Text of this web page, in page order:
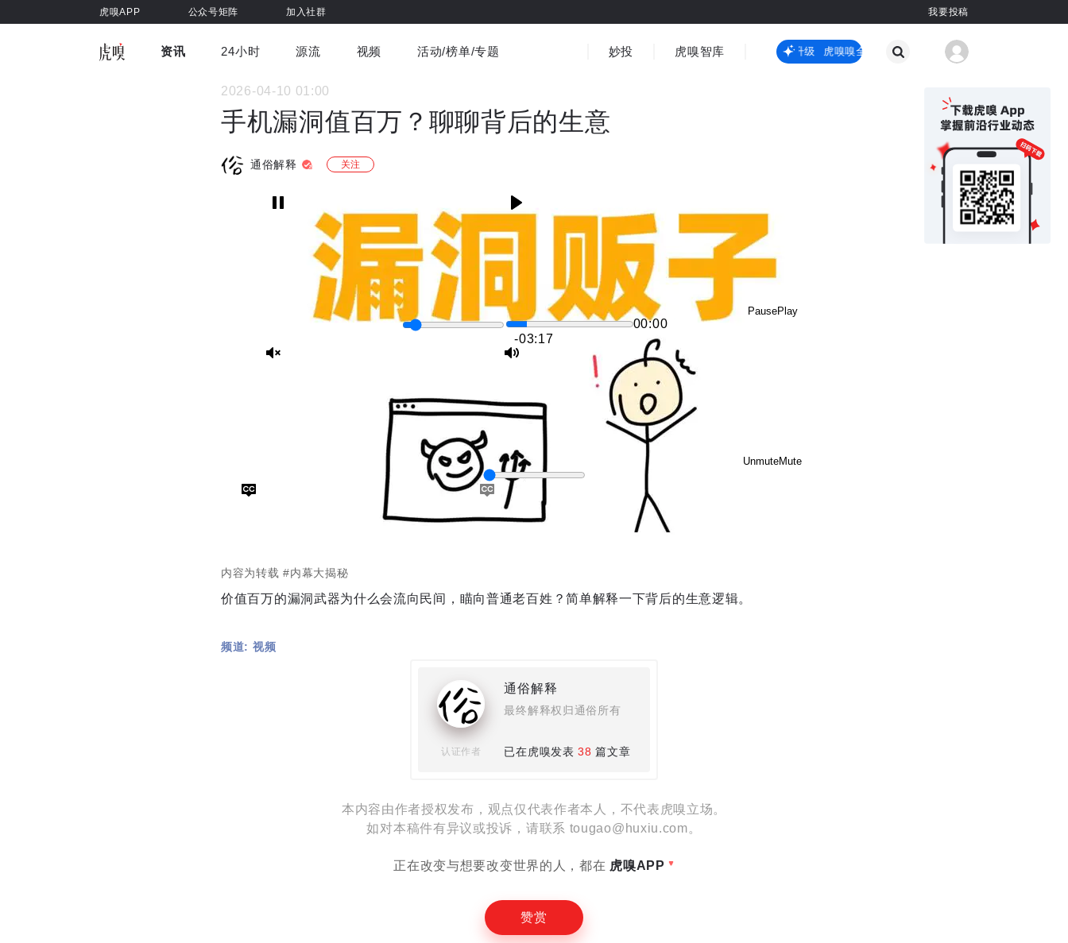
虎嗅APP 公众号矩阵 加入社群 我要投稿
资讯
车与出行
健康 书影音 医疗 3C数码
24小时 源流 视频
虎嗅视界
活动/榜单/专题 妙投 虎嗅智库 虎嗅嗅全新升级 虎嗅嗅全新升级
2026-04-10 01:00
手机漏洞值百万？聊聊背后的生意
通俗解释 关注
PausePlay
00:00
-03:16
UnmuteMute
Disable captions
内容为转载 #内幕大揭秘
价值百万的漏洞武器为什么会流向民间，瞄向普通老百姓？简单解释一下背后的生意逻辑。
频道: 视频
通俗解释
最终解释权归通俗所有
认证作者 已在虎嗅发表38 篇文章
本内容由作者授权发布，观点仅代表作者本人，不代表虎嗅立场。
如对本稿件有异议或投诉，请联系 tougao@huxiu.com。
正在改变与想要改变世界的人，都在 虎嗅APP
赞赏